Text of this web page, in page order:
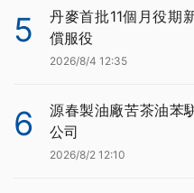
5
丹麥首批11個月役期
償服役
2026/8/4 12:35
6
源春製油廠苦茶油苯
公司
2026/8/2 12:10